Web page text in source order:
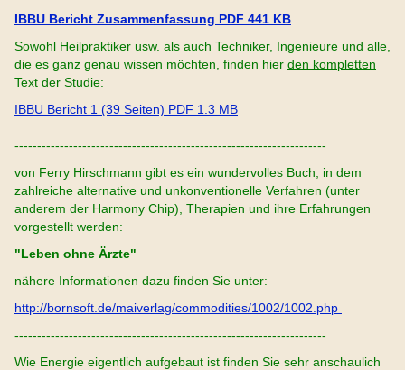
IBBU Bericht Zusammenfassung PDF 441 KB
Sowohl Heilpraktiker usw. als auch Techniker, Ingenieure und alle,
die es ganz genau wissen möchten, finden hier den kompletten
Text der Studie:
IBBU Bericht 1 (39 Seiten) PDF 1.3 MB
---------------------------------------------------------------------
von Ferry Hirschmann gibt es ein wundervolles Buch, in dem
zahlreiche alternative und unkonventionelle Verfahren (unter
anderem der Harmony Chip), Therapien und ihre Erfahrungen
vorgestellt werden:
"Leben ohne Ärzte"
nähere Informationen dazu finden Sie unter:
http://bornsoft.de/maiverlag/commodities/1002/1002.php
---------------------------------------------------------------------
Wie Energie eigentlich aufgebaut ist finden Sie sehr anschaulich